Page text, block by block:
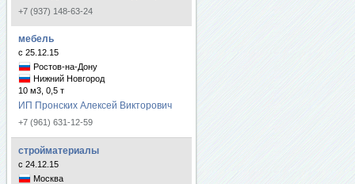
+7 (937) 148-63-24
мебель
с 25.12.15
Ростов-на-Дону
Нижний Новгород
10 м3, 0,5 т
ИП Пронских Алексей Викторович
+7 (961) 631-12-59
стройматериалы
с 24.12.15
Москва